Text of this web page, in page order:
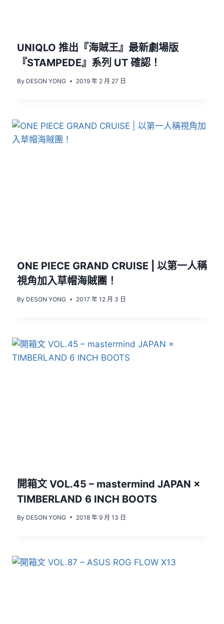
UNIQLO 推出『海賊王』最新劇場版
『STAMPEDE』系列 UT 確認！
By DESON YONG 2019 年 2 月 27 日
ONE PIECE GRAND CRUISE | 以第一人稱
視角加入草帽海賊團！
By DESON YONG 2017 年 12 月 3 日
開箱文 VOL.45 – mastermind JAPAN ×
TIMBERLAND 6 INCH BOOTS
By DESON YONG 2018 年 9 月 13 日